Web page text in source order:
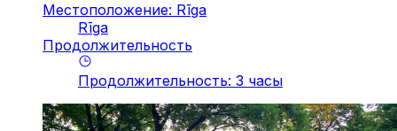
Местоположение: Rīga
Rīga
Продолжительность
Продолжительность: 3 часы